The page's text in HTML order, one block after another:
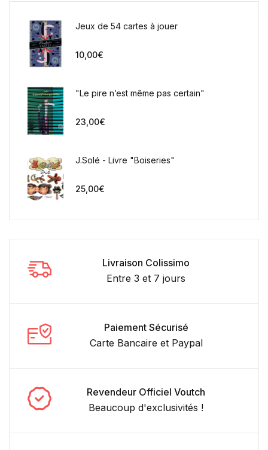
Jeux de 54 cartes à jouer
10,00€
"Le pire n’est même pas certain"
23,00€
J.Solé - Livre "Boiseries"
25,00€
Livraison Colissimo
Entre 3 et 7 jours
Paiement Sécurisé
Carte Bancaire et Paypal
Revendeur Officiel Voutch
Beaucoup d'exclusivités !